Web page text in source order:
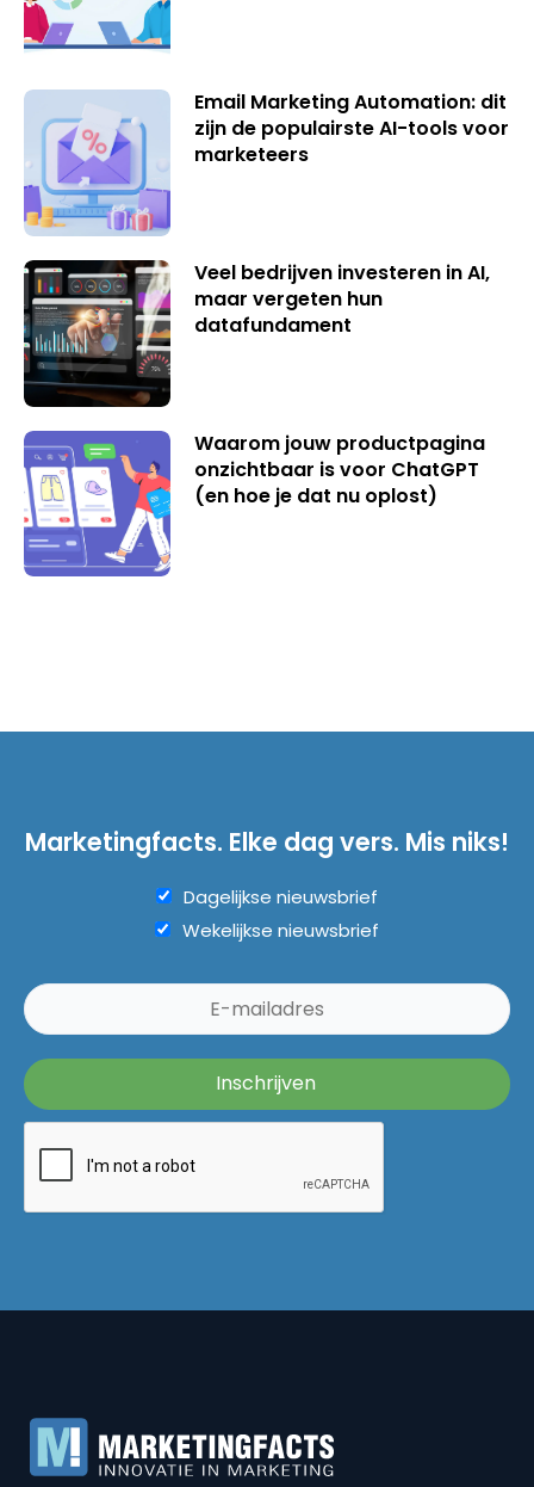
Email Marketing Automation: dit
zijn de populairste AI-tools voor
marketeers
Veel bedrijven investeren in AI,
maar vergeten hun
datafundament
Waarom jouw productpagina
onzichtbaar is voor ChatGPT
(en hoe je dat nu oplost)
Marketingfacts. Elke dag vers. Mis niks!
Dagelijkse nieuwsbrief
Wekelijkse nieuwsbrief